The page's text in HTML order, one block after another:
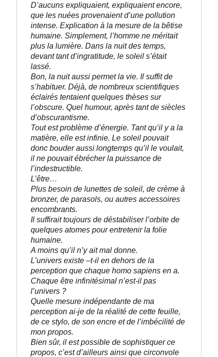
D’aucuns expliquaient, expliquaient encore,
que les nuées provenaient d’une pollution
intense. Explication à la mesure de la bêtise
humaine. Simplement, l’homme ne méritait
plus la lumière. Dans la nuit des temps,
devant tant d’ingratitude, le soleil s’était
lassé.
Bon, la nuit aussi permet la vie. Il suffit de
s’habituer. Déjà, de nombreux scientifiques
éclairés tentaient quelques thèses sur
l’obscure. Quel humour, après tant de siècles
d’obscurantisme.
Tout est problème d’énergie. Tant qu’il y a la
matière, elle est infinie. Le soleil pouvait
donc bouder aussi longtemps qu’il le voulait,
il ne pouvait ébrécher la puissance de
l’indestructible.
L’être…
Plus besoin de lunettes de soleil, de crème à
bronzer, de parasols, ou autres accessoires
encombrants.
Il suffirait toujours de déstabiliser l’orbite de
quelques atomes pour entretenir la folie
humaine.
A moins qu’il n’y ait mal donne.
L’univers existe –t-il en dehors de la
perception que chaque homo sapiens en a.
Chaque être infinitésimal n’est-il pas
l’univers ?
Quelle mesure indépendante de ma
perception ai-je de la réalité de cette feuille,
de ce stylo, de son encre et de l’imbécilité de
mon propos.
Bien sûr, il est possible de sophistiquer ce
propos, c’est d’ailleurs ainsi que circonvole